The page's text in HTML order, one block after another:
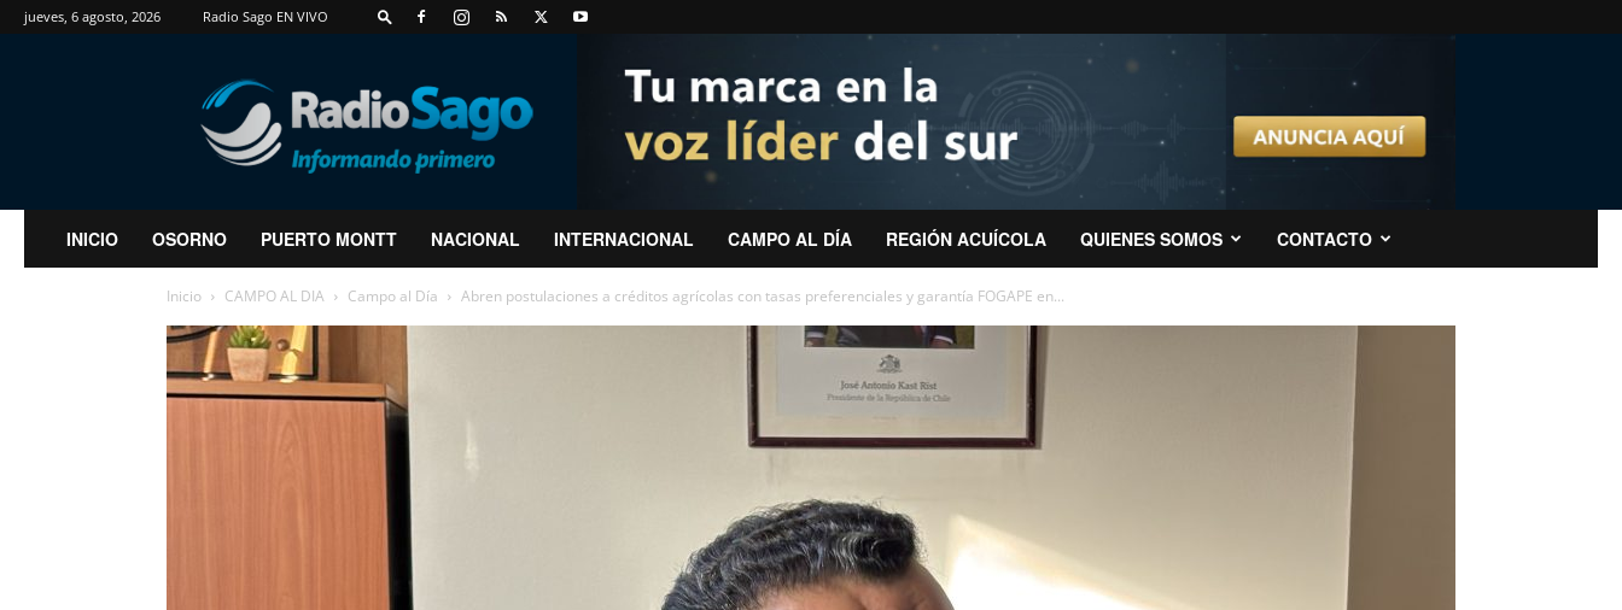
jueves, 6 agosto, 2026 Radio Sago EN VIVO
RadioSago
INICIO OSORNO PUERTO MONTT NACIONAL INTERNACIONAL CAMPO AL DÍA REGIÓN ACUÍCOLA QUIENES SOMOS CONTACTO
Inicio CAMPO AL DIA Campo al Día Abren postulaciones a créditos agrícolas con tasas preferenciales y garantía FOGAPE en...